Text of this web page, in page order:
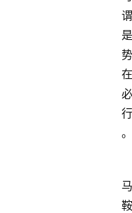
谓
是
势
在
必
行
。
马
鞍